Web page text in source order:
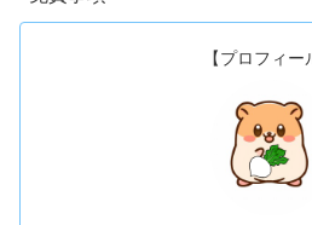
【プロフィー